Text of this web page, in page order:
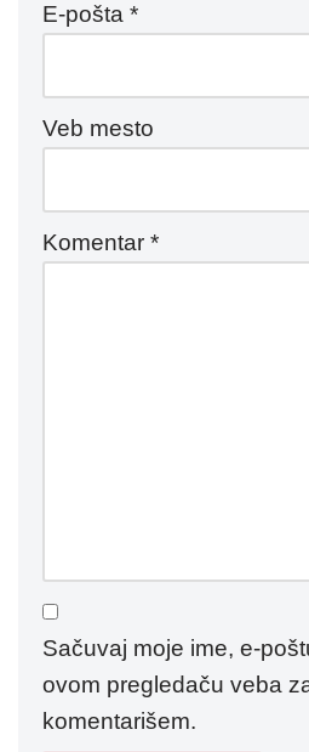
E-pošta *
Veb mesto
Komentar *
Sačuvaj moje ime, e-
ovom pregledaču veba
komentarišem.